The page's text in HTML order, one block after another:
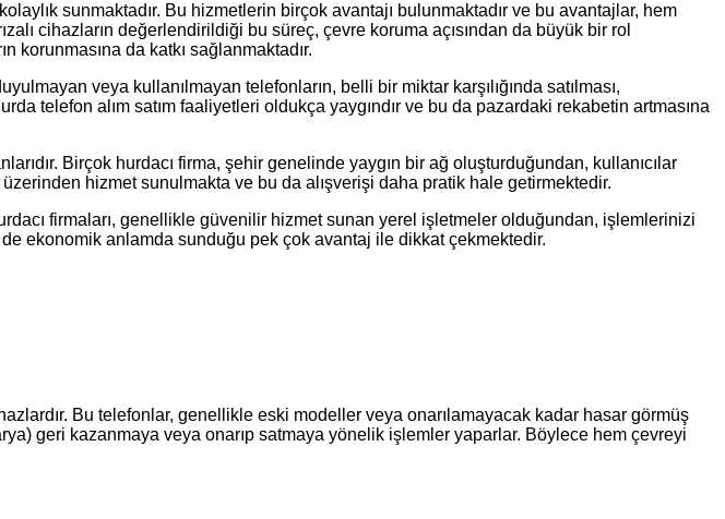
sunmaktadır. Bu hizmetlerin birçok avantajı bulunmaktadır ve bu avantajlar, hem
cihazların değerlendirildiği bu süreç, çevre koruma açısından da büyük bir rol
korunmasına da katkı sağlanmaktadır.
veya kullanılmayan telefonların, belli bir miktar karşılığında satılması,
telefon alım satım faaliyetleri oldukça yaygındır ve bu da pazardaki rekabetin artmasına
Birçok hurdacı firma, şehir genelinde yaygın bir ağ oluşturduğundan, kullanıcılar
hizmet sunulmakta ve bu da alışverişi daha pratik hale getirmektedir.
firmaları, genellikle güvenilir hizmet sunan yerel işletmeler olduğundan, işlemlerinizi
ekonomik anlamda sunduğu pek çok avantaj ile dikkat çekmektedir.
Bu telefonlar, genellikle eski modeller veya onarılamayacak kadar hasar görmüş
geri kazanmaya veya onarıp satmaya yönelik işlemler yaparlar. Böylece hem çevreyi